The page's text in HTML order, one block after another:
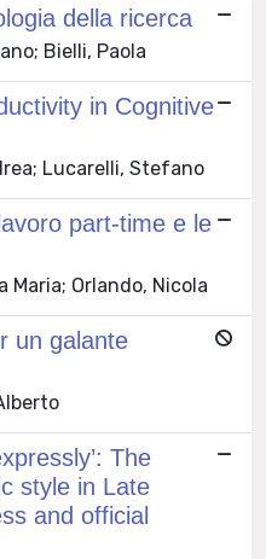
della ricerca
Bielli, Paola
in Cognitive
Lucarelli, Stefano
part-time e le
Maria; Orlando, Nicola
un galante
The
style in Late
and official